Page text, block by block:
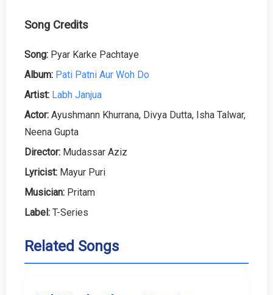
Song Credits
Song: Pyar Karke Pachtaye
Album: Pati Patni Aur Woh Do
Artist: Labh Janjua
Actor: Ayushmann Khurrana, Divya Dutta, Isha Talwar,
Neena Gupta
Director: Mudassar Aziz
Lyricist: Mayur Puri
Musician: Pritam
Label: T-Series
Related Songs